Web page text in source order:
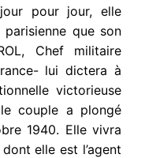
pour jour, elle
parisienne que son
Chef militaire
lui dictera à
victorieuse
couple a plongé
1940. Elle vivra
elle est l’agent